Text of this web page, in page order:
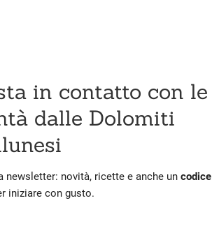
in contatto con le
dalle Dolomiti
newsletter: novità, ricette e anche un codice
iniziare con gusto.